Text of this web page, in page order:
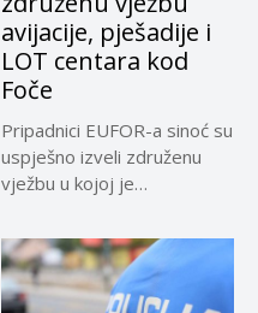
avijacije, pješadije i
LOT centara kod
Foče
Pripadnici EUFOR-a sinoć su
uspješno izveli združenu
vježbu u kojoj je